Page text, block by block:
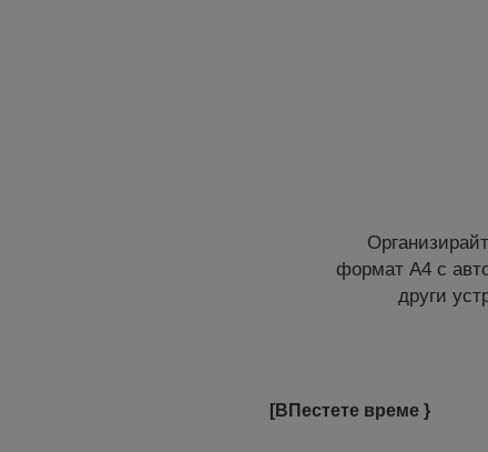
формат А4 с
други
[BПестете време }